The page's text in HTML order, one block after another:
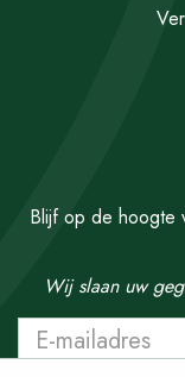
Blijf op de hoogte
Wij slaan uw